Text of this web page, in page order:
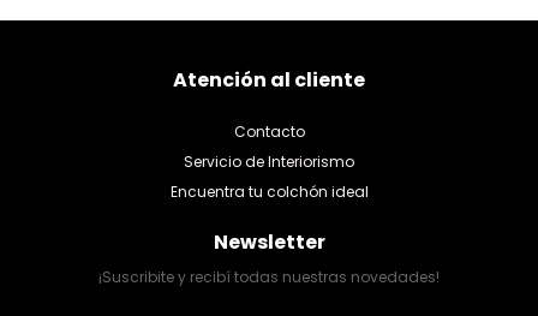
Atención al cliente
Contacto
Servicio de Interiorismo
Encuentra tu colchón ideal
Newsletter
¡Suscribite y recibí todas nuestras novedades!